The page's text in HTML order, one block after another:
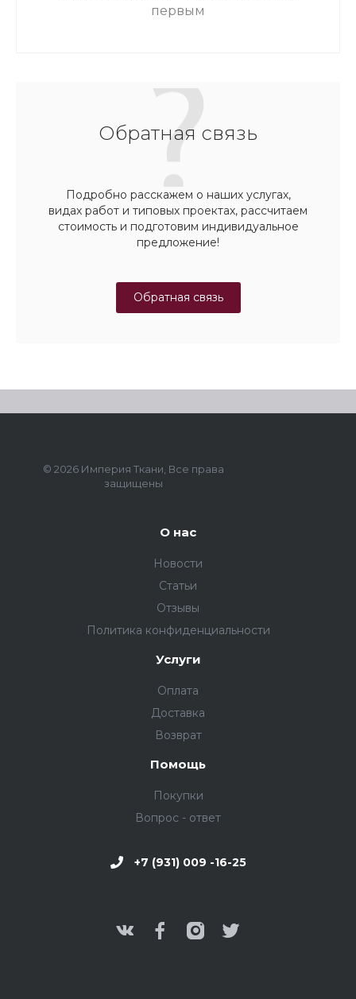
первым
Обратная связь
Подробно расскажем о наших услугах,
видах работ и типовых проектах, рассчитаем
стоимость и подготовим индивидуальное
предложение!
Обратная связь
© 2026 Империя Ткани, Все права
защищены
О нас
Новости
Статьи
Отзывы
Политика конфиденциальности
Услуги
Оплата
Доставка
Возврат
Помощь
Покупки
Вопрос - ответ
+7 (931) 009 -16-25